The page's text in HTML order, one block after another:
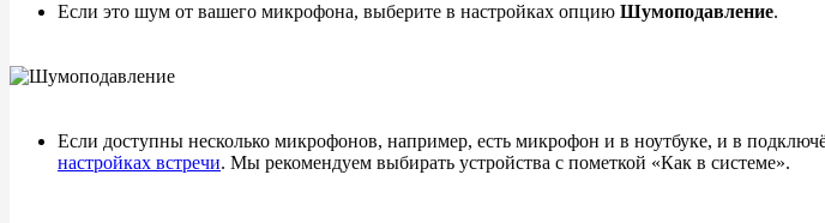
Если это шум от вашего микрофона, выберите в настройках опцию Шумоподавление.
Если доступны несколько микрофонов, например, есть микрофон и в ноутбуке, и в
настройках встречи. Мы рекомендуем выбирать устройства с пометкой «Как в системе».